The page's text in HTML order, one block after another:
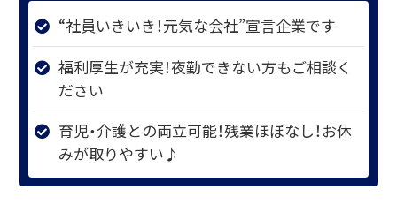
“社員いきいき！元気な会社”宣言企業です
福利厚生が充実！夜勤できない方もご相談く
ださい
育児・介護との両立可能！残業ほぼなし！お休
みが取りやすい♪